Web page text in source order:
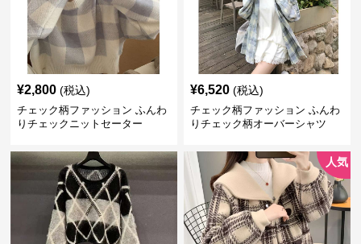
¥2,800 (税込)
チェック柄ファッション ふんわ
りチェックニットセーター
¥6,520 (税込)
チェック柄ファッション ふんわ
りチェック柄オーバーシャツ
人気